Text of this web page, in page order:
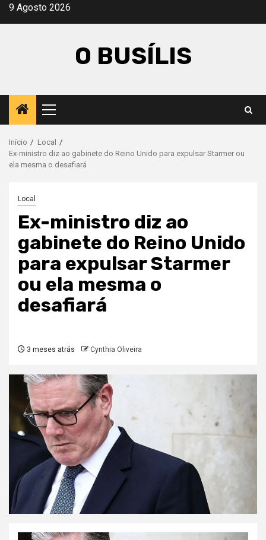
Avançar
9 Agosto 2026
O BUSÍLIS
Menu
principal
Início
Local
Ex-ministro diz ao gabinete do Reino Unido para expulsar Starmer ou
ela mesma o desafiará
Local
Ex-ministro diz ao
gabinete do Reino Unido
para expulsar Starmer
ou ela mesma o
desafiará
3 meses atrás Cynthia Oliveira